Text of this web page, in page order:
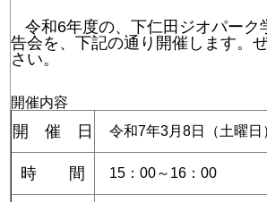
令和6年度の、下仁田ジオパーク
告会を、下記の通り開催します。
さい。
開催内容
開 催 日 令和7年3月8日（土曜日
時 間 15：00～16：00